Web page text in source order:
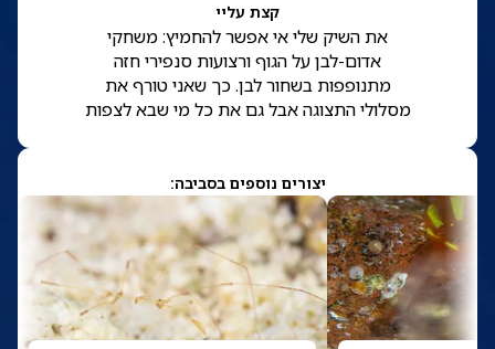
קצת עליי
את השיק שלי אי אפשר להחמיץ: משחקי
אדום-לבן על הגוף ורצועות סנפירי חזה
מתנופפות בשחור לבן. כך שאני טורף את
מסלולי התצוגה אבל גם את כל מי שבא לצפות
יצורים נוספים בסביבה: